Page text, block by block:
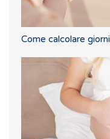
Come calcolare